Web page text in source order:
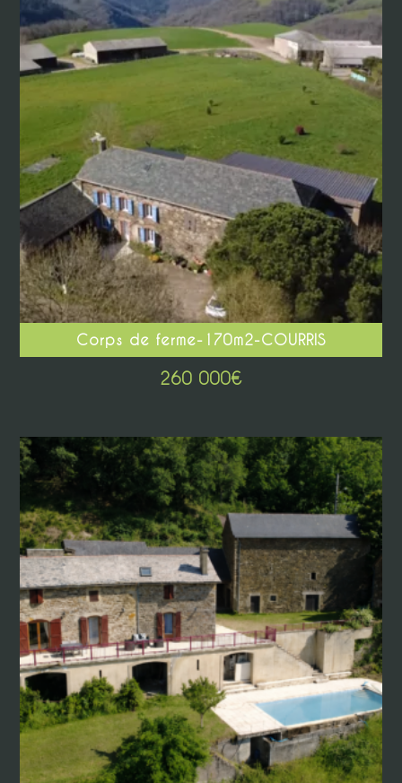
Corps de ferme-170m2-COURRIS
260 000€